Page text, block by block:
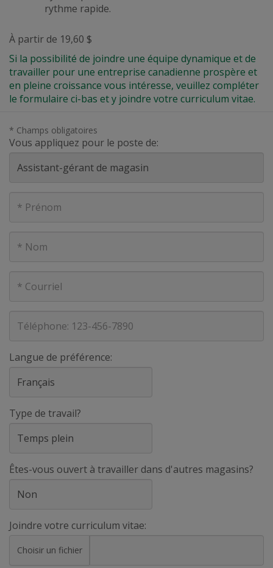
rythme rapide.
À partir de 19,60 $
Si la possibilité de joindre une équipe dynamique et de
travailler pour une entreprise canadienne prospère et
en pleine croissance vous intéresse, veuillez compléter
le formulaire ci-bas et y joindre votre curriculum vitae.
* Champs obligatoires
Vous appliquez pour le poste de:
Langue de préférence:
Type de travail?
Êtes-vous ouvert à travailler dans d'autres magasins?
Joindre votre curriculum vitae:
Choisir un fichier